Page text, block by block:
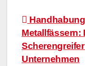
Metallfässern:
Unternehmen